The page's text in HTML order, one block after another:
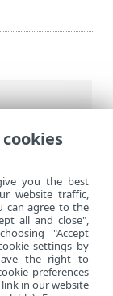
結束保
you the best
website traffic,
can agree to the
all and close",
"Accept
settings by
the right to
preferences
in our website